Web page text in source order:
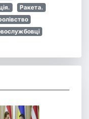
Ракета.